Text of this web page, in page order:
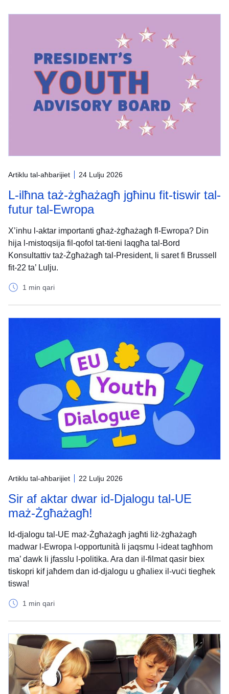
Artiklu tal-aħbarijiet 24 Lulju 2026
L-ilħna taż-żgħażagħ jgħinu fit-tiswir tal-
futur tal-Ewropa
X’inhu l-aktar importanti għaż-żgħażagħ fl-Ewropa? Din
hija l-mistoqsija fil-qofol tat-tieni laqgħa tal-Bord
Konsultattiv taż-Żgħażagħ tal-President, li saret fi Brussell
fit-22 ta’ Lulju.
1 min qari
Artiklu tal-aħbarijiet 22 Lulju 2026
Sir af aktar dwar id-Djalogu tal-UE
maż-Żgħażagħ!
Id-djalogu tal-UE maż-Żgħażagħ jagħti liż-żgħażagħ
madwar l-Ewropa l-opportunità li jaqsmu l-ideat tagħhom
ma’ dawk li jfasslu l-politika. Ara dan il-filmat qasir biex
tiskopri kif jaħdem dan id-djalogu u għaliex il-vuċi tiegħek
tiswa!
1 min qari